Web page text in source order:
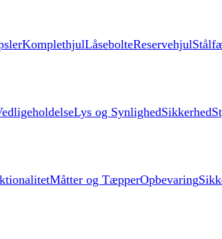
KomplethjulLåsebolteReservehjul
Lys og SynlighedSikkerhed
Måtter og TæpperOpbevaring